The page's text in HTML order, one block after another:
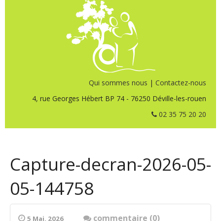
Qui sommes nous | Contactez-nous
4, rue Georges Hébert BP 74 - 76250 Déville-les-rouen
02 35 75 20 20
Capture-decran-2026-05-
05-144758
5 Mai. 2026
commentaire (0)